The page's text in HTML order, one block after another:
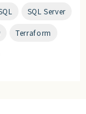
SQL Server
Terraform